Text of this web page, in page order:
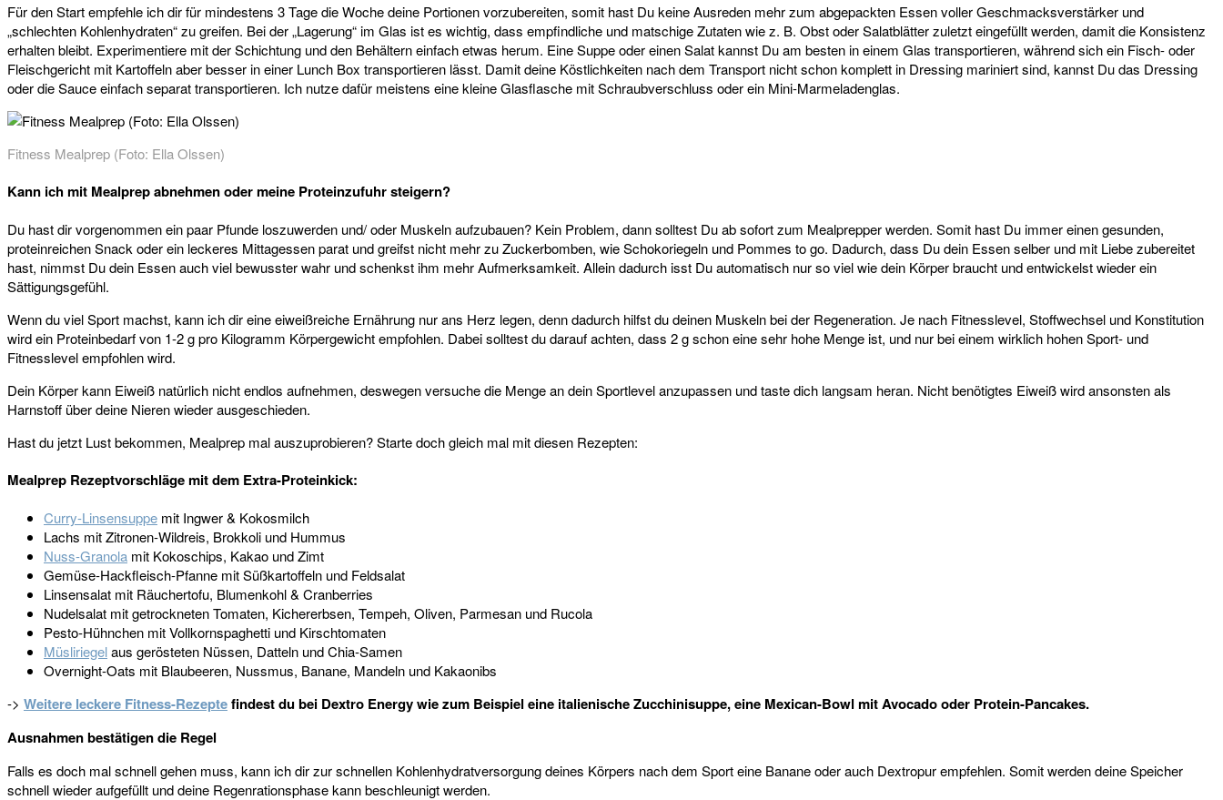
Für den Start empfehle ich dir für mindestens 3 Tage die Woche deine Portionen vorzubereiten, somit hast Du keine Ausreden mehr zum abgepackten Essen voller Geschmacksverstärker und
„schlechten Kohlenhydraten“ zu greifen. Bei der „Lagerung“ im Glas ist es wichtig, dass empfindliche und matschige Zutaten wie z. B. Obst oder Salatblätter zuletzt eingefüllt werden, damit die Konsistenz
erhalten bleibt. Experimentiere mit der Schichtung und den Behältern einfach etwas herum. Eine Suppe oder einen Salat kannst Du am besten in einem Glas transportieren, während sich ein Fisch- oder
Fleischgericht mit Kartoffeln aber besser in einer Lunch Box transportieren lässt. Damit deine Köstlichkeiten nach dem Transport nicht schon komplett in Dressing mariniert sind, kannst Du das Dressing
oder die Sauce einfach separat transportieren. Ich nutze dafür meistens eine kleine Glasflasche mit Schraubverschluss oder ein Mini-Marmeladenglas.
Fitness Mealprep (Foto: Ella Olssen)
Kann ich mit Mealprep abnehmen oder meine Proteinzufuhr steigern?
Du hast dir vorgenommen ein paar Pfunde loszuwerden und/ oder Muskeln aufzubauen? Kein Problem, dann solltest Du ab sofort zum Mealprepper werden. Somit hast Du immer einen gesunden,
proteinreichen Snack oder ein leckeres Mittagessen parat und greifst nicht mehr zu Zuckerbomben, wie Schokoriegeln und Pommes to go. Dadurch, dass Du dein Essen selber und mit Liebe zubereitet
hast, nimmst Du dein Essen auch viel bewusster wahr und schenkst ihm mehr Aufmerksamkeit. Allein dadurch isst Du automatisch nur so viel wie dein Körper braucht und entwickelst wieder ein
Sättigungsgefühl.
Wenn du viel Sport machst, kann ich dir eine eiweißreiche Ernährung nur ans Herz legen, denn dadurch hilfst du deinen Muskeln bei der Regeneration. Je nach Fitnesslevel, Stoffwechsel und Konstitution
wird ein Proteinbedarf von 1-2 g pro Kilogramm Körpergewicht empfohlen. Dabei solltest du darauf achten, dass 2 g schon eine sehr hohe Menge ist, und nur bei einem wirklich hohen Sport- und
Fitnesslevel empfohlen wird.
Dein Körper kann Eiweiß natürlich nicht endlos aufnehmen, deswegen versuche die Menge an dein Sportlevel anzupassen und taste dich langsam heran. Nicht benötigtes Eiweiß wird ansonsten als
Harnstoff über deine Nieren wieder ausgeschieden.
Hast du jetzt Lust bekommen, Mealprep mal auszuprobieren? Starte doch gleich mal mit diesen Rezepten:
Mealprep Rezeptvorschläge mit dem Extra-Proteinkick:
Curry-Linsensuppe mit Ingwer & Kokosmilch
Lachs mit Zitronen-Wildreis, Brokkoli und Hummus
Nuss-Granola mit Kokoschips, Kakao und Zimt
Gemüse-Hackfleisch-Pfanne mit Süßkartoffeln und Feldsalat
Linsensalat mit Räuchertofu, Blumenkohl & Cranberries
Nudelsalat mit getrockneten Tomaten, Kichererbsen, Tempeh, Oliven, Parmesan und Rucola
Pesto-Hühnchen mit Vollkornspaghetti und Kirschtomaten
Müsliriegelaus gerösteten Nüssen, Datteln und Chia-Samen
Overnight-Oats mit Blaubeeren, Nussmus, Banane, Mandeln und Kakaonibs
-> Weitere leckere Fitness-Rezeptefindest du bei Dextro Energy wie zum Beispiel eine italienische Zucchinisuppe, eine Mexican-Bowl mit Avocado oder Protein-Pancakes.
Ausnahmen bestätigen die Regel
Falls es doch mal schnell gehen muss, kann ich dir zur schnellen Kohlenhydratversorgung deines Körpers nach dem Sport eine Banane oder auch Dextropur empfehlen. Somit werden deine Speicher
schnell wieder aufgefüllt und deine Regenrationsphase kann beschleunigt werden.